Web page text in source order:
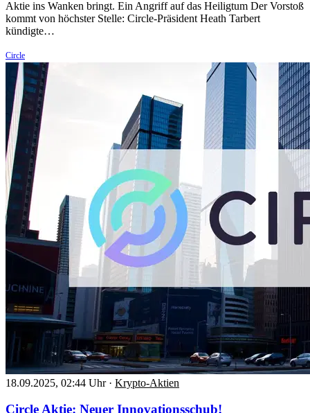
Aktie ins Wanken bringt. Ein Angriff auf das Heiligtum Der Vorstoß
kommt von höchster Stelle: Circle-Präsident Heath Tarbert
kündigte…
Circle
18.09.2025, 02:44 Uhr · Krypto-Aktien
Circle Aktie: Neuer Innovationsschub!